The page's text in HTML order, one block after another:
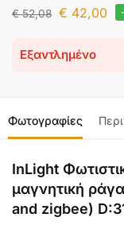
€52,08 € 42,00
Εξαντλημένο
Φωτογραφίες
InLight
μαγνητική
and zigbee)